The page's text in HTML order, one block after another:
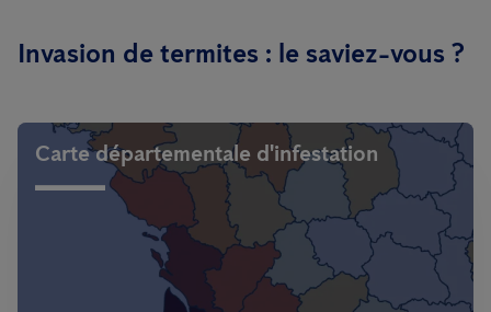
Invasion de termites : le saviez-vous ?
Carte départementale d'infestation